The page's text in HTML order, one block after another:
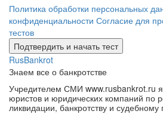
Политика обработки персональных
конфиденциальности Согласие для
тестов
Подтвердить и начать тест
RusBankrot
Знаем все о банкротстве
Учредителем СМИ www.rusbankrot.ru
юристов и юридических компаний по
ликвидации, банкротству и судебному